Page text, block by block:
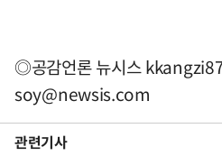
◎공감언론 뉴시스
soy@newsis.com
관련기사